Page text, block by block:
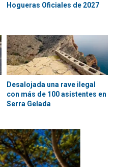
Hogueras Oficiales de 2027
Desalojada una rave ilegal
con más de 100 asistentes en
Serra Gelada